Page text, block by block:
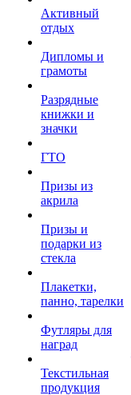
Активный
отдых
Дипломы и
грамоты
Разрядные
книжки и
значки
ГТО
Призы из
акрила
Призы и
подарки из
стекла
Плакетки,
панно, тарелки
Футляры для
наград
Текстильная
продукция